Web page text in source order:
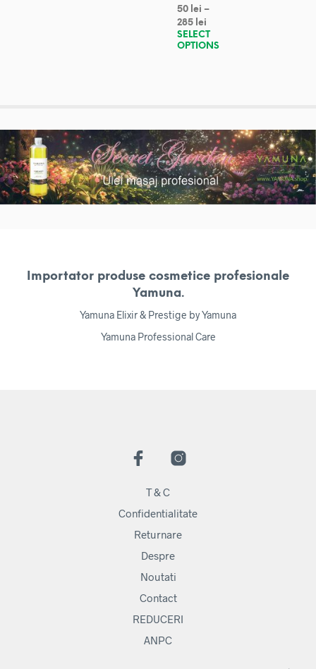
50 lei –
285 lei
SELECT
OPTIONS
Importator produse cosmetice profesionale
Yamuna.
Yamuna Elixir & Prestige by Yamuna
Yamuna Professional Care
T & C
Confidentialitate
Returnare
Despre
Noutati
Contact
REDUCERI
ANPC